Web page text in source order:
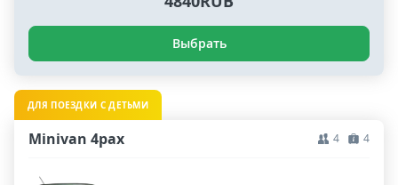
Выбрать
ДЛЯ ПОЕЗДКИ С ДЕТЬМИ
Minivan 4pax 4 4